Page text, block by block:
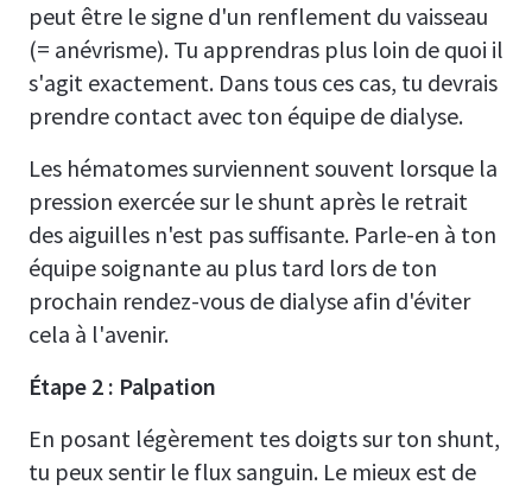
peut être le signe d'un renflement du vaisseau
(= anévrisme). Tu apprendras plus loin de quoi il
s'agit exactement. Dans tous ces cas, tu devrais
prendre contact avec ton équipe de dialyse.
Les hématomes surviennent souvent lorsque la
pression exercée sur le shunt après le retrait
des aiguilles n'est pas suffisante. Parle-en à ton
équipe soignante au plus tard lors de ton
prochain rendez-vous de dialyse afin d'éviter
cela à l'avenir.
Étape 2 : Palpation
En posant légèrement tes doigts sur ton shunt,
tu peux sentir le flux sanguin. Le mieux est de